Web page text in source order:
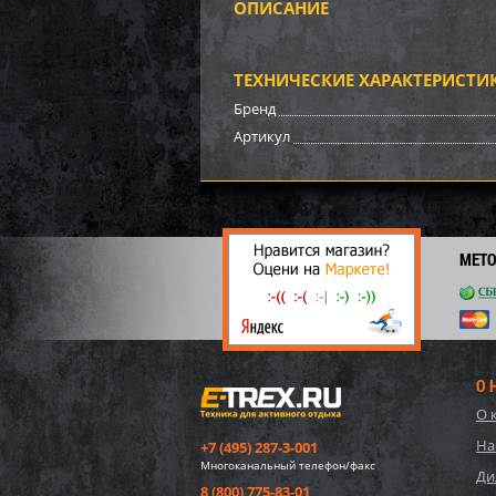
BRP
3
ОПИСАНИЕ
ТЕХНИЧЕСКИЕ
Бренд
Артикул
+7 (495) 287-3-001
Многоканальный телефон/факс
8 (800) 775-83-01
О
О